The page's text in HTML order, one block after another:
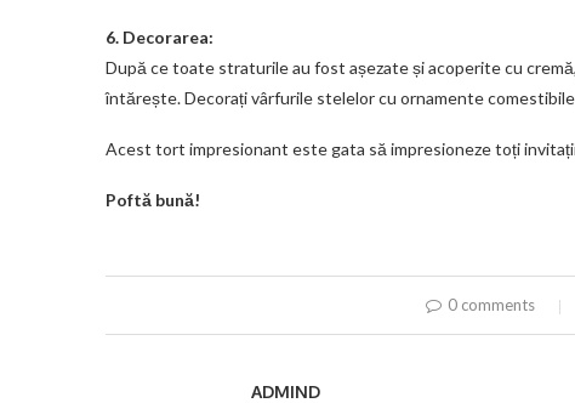
6. Decorarea:
După ce toate straturile au fost așezate și acoperite cu
întărește. Decorați vârfurile stelelor cu ornamente comestibile
Acest tort impresionant este gata să impresioneze toți
Poftă bună!
0 comments
ADMIND